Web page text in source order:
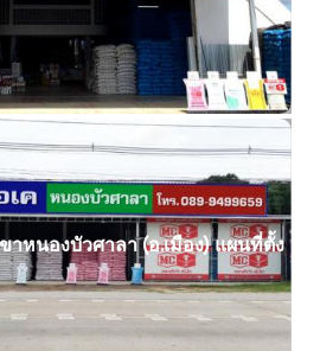
าหนองบัวศาลา (อ.เมือง) แผนที่ตั้ง